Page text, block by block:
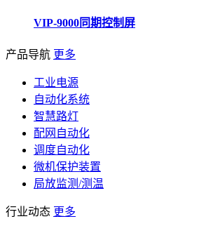
VIP-9000同期控制屏
产品导航 更多
工业电源
自动化系统
智慧路灯
配网自动化
调度自动化
微机保护装置
局放监测/测温
行业动态 更多